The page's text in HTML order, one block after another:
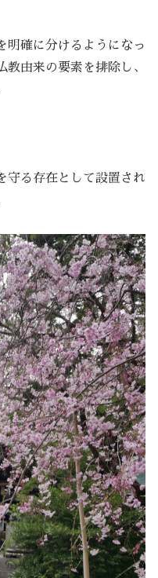
明確に分けるようになっ
由来の要素を排除し、
守る存在として設置され